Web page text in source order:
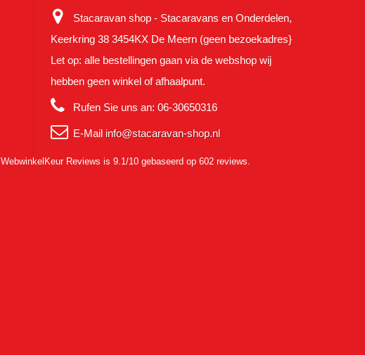
Stacaravan shop - Stacaravans en Onderdelen,
Keerkring 38 3454KX De Meern (geen bezoekadres}
Let op: alle bestellingen gaan via de webshop wij
hebben geen winkel of afhaalpunt.
Rufen Sie uns an: 06-30650316
E-Mail info@stacaravan-shop.nl
WebwinkelKeur Reviews is 9.1/10 gebaseerd op 602 reviews.